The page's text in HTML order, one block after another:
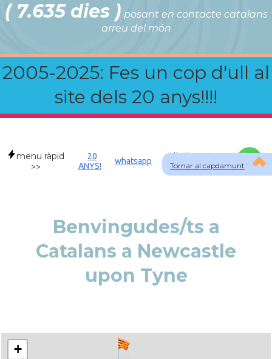
( 7.635 dies ) posant en contacte catalans
arreu del món
2005-2025: Fes un cop d'ull al
site dels 20 anys!!!!
Tornar al capdamunt
menu ràpid
>>
20
ANYS!
whatsapp
Allotjament a
GBR
Benvingudes/ts a
Catalans a Newcastle
upon Tyne
+